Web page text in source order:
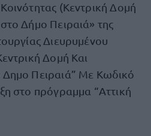
(Κεντρική Δομή
Δήμο Πειραιά» της
Διευρυμένου
Δομή Και
Πειραιά” Με Κωδικό
στο πρόγραμμα “Aττική